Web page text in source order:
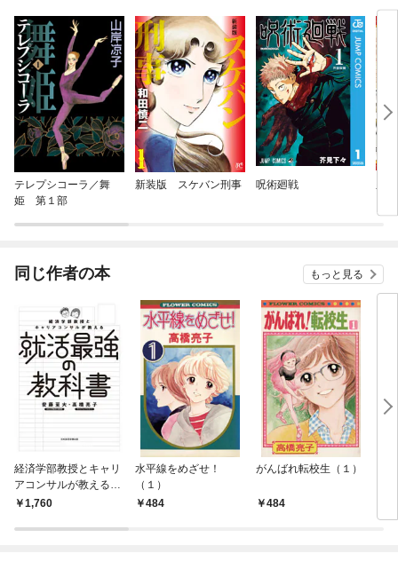
テレプシコーラ／舞
姫 第１部
新装版 スケバン刑事 呪術廻戦
同じ作者の本 もっと見る
経済学部教授とキャリ
アコンサルが教える就
活最強の教科書
1,760
水平線をめざせ！
（１）
484
がんばれ転校生（１）
484